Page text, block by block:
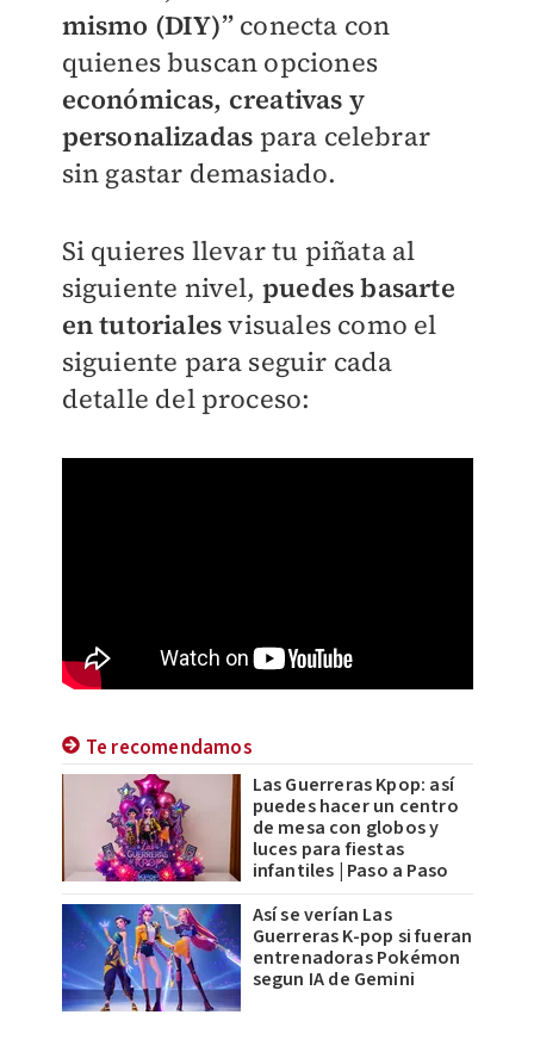
mismo (DIY)” conecta con
quienes buscan opciones
económicas, creativas y
personalizadas para celebrar
sin gastar demasiado.
Si quieres llevar tu piñata al
siguiente nivel, puedes basarte
en tutorialesvisuales como el
siguiente para seguir cada
detalle del proceso:
Te recomendamos
Las Guerreras Kpop: así
puedes hacer un centro
de mesa con globos y
luces para fiestas
infantiles | Paso a Paso
Así se verían Las
Guerreras K-pop si fueran
entrenadoras Pokémon
segun IA de Gemini